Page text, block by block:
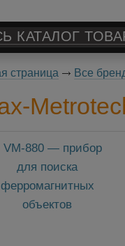
КАТАЛОГ
страница Все